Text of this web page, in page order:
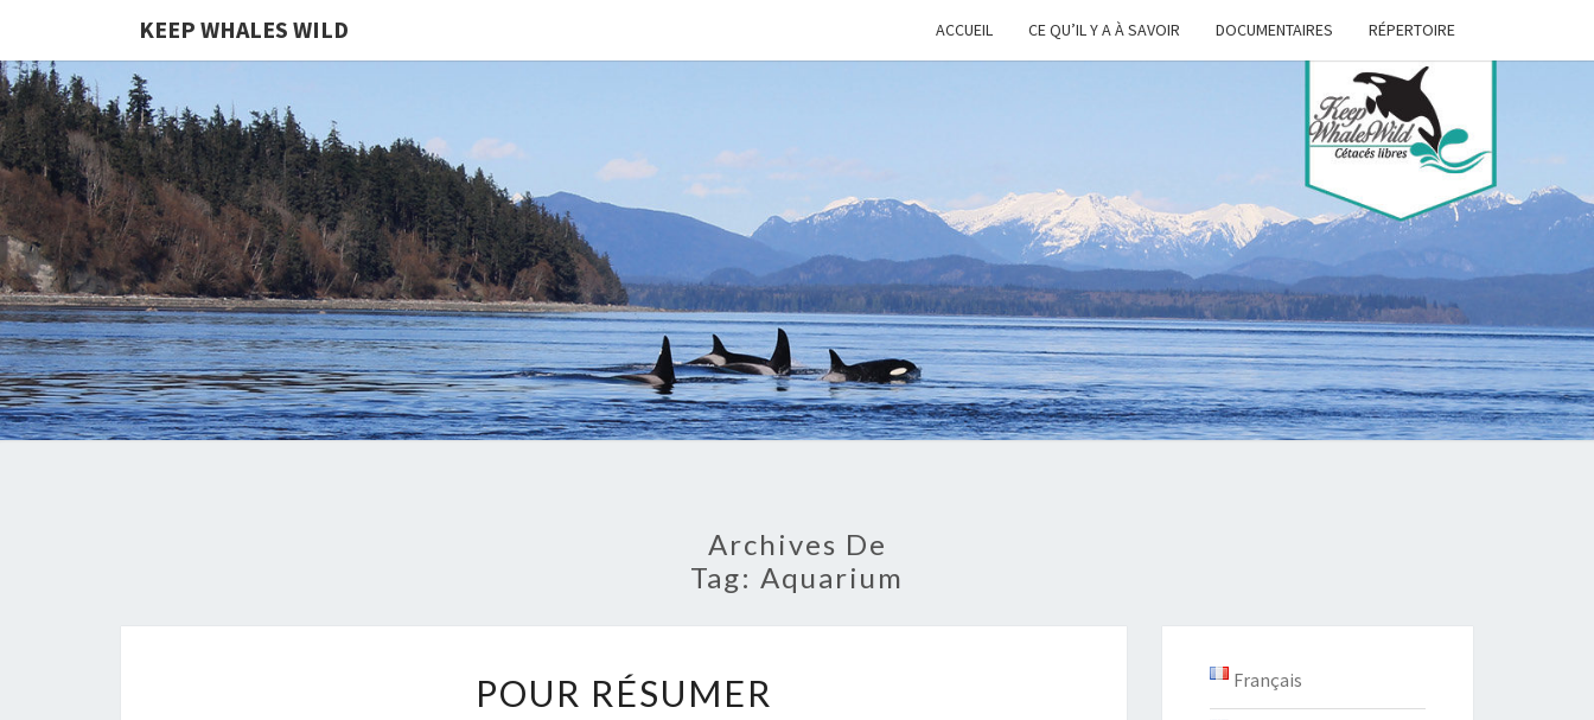
KEEP WHALES WILD ACCUEIL CE QU’IL Y A À SAVOIR DOCUMENTAIRES RÉPERTOIRE
KEEP
WHALES
Cétacés
Libres
Archives De
Tag: Aquarium
RÉSUMER
POUR RÉSUMER Français